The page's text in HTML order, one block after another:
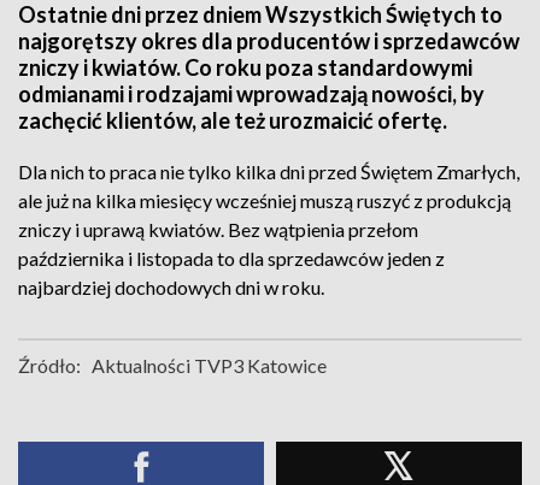
Ostatnie dni przez dniem Wszystkich Świętych to
najgorętszy okres dla producentów i sprzedawców
zniczy i kwiatów. Co roku poza standardowymi
odmianami i rodzajami wprowadzają nowości, by
zachęcić klientów, ale też urozmaicić ofertę.
Dla nich to praca nie tylko kilka dni przed Świętem Zmarłych,
ale już na kilka miesięcy wcześniej muszą ruszyć z produkcją
zniczy i uprawą kwiatów. Bez wątpienia przełom
października i listopada to dla sprzedawców jeden z
najbardziej dochodowych dni w roku.
Źródło: Aktualności TVP3 Katowice